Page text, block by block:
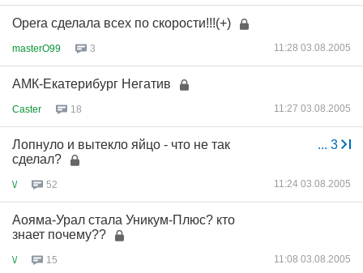
Opera сделала всех по скорости!!!(+)
masterO99 3 11:28 03.08.2005
АМК-Екатерибург Негатив
Caster 18 11:27 03.08.2005
... 3
Лопнуло и вытекло яйцо - что не так
сделал?
\/ 52 11:24 03.08.2005
Аояма-Урал стала Уникум-Плюс? кто
знает почему??
\/ 15 11:08 03.08.2005